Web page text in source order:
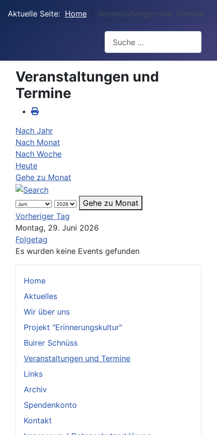
Aktuelle Seite: Home Veranstaltungen und Termine
Home
Aktuelles
Wir über uns
Projekt "Erinnerungskultur"
Buirer Schnüss
Veranstaltungen und Termine
Links
Archiv
Spendenkonto
Kontakt
Veranstaltungen und
Termine
Nach Jahr
Nach Monat
Nach Woche
Heute
Gehe zu Monat
Gehe zu Monat
Vorheriger Tag
Montag, 29. Juni 2026
Folgetag
Es wurden keine Events gefunden